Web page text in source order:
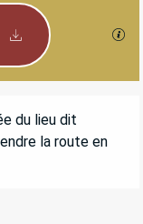
du lieu dit
la route en